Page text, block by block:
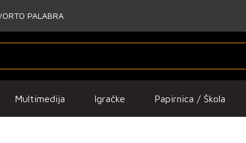
PALABRA
Multimedija Igračke Papirnica / Škola